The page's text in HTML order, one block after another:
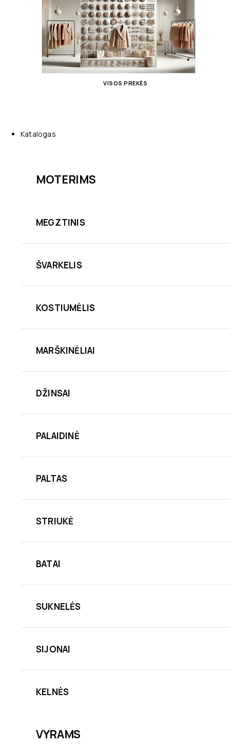
VISOS PREKĖS
Katalogas
MOTERIMS
MEGZTINIS
ŠVARKELIS
KOSTIUMĖLIS
MARŠKINĖLIAI
DŽINSAI
PALAIDINĖ
PALTAS
STRIUKĖ
BATAI
SUKNELĖS
SIJONAI
KELNĖS
VYRAMS